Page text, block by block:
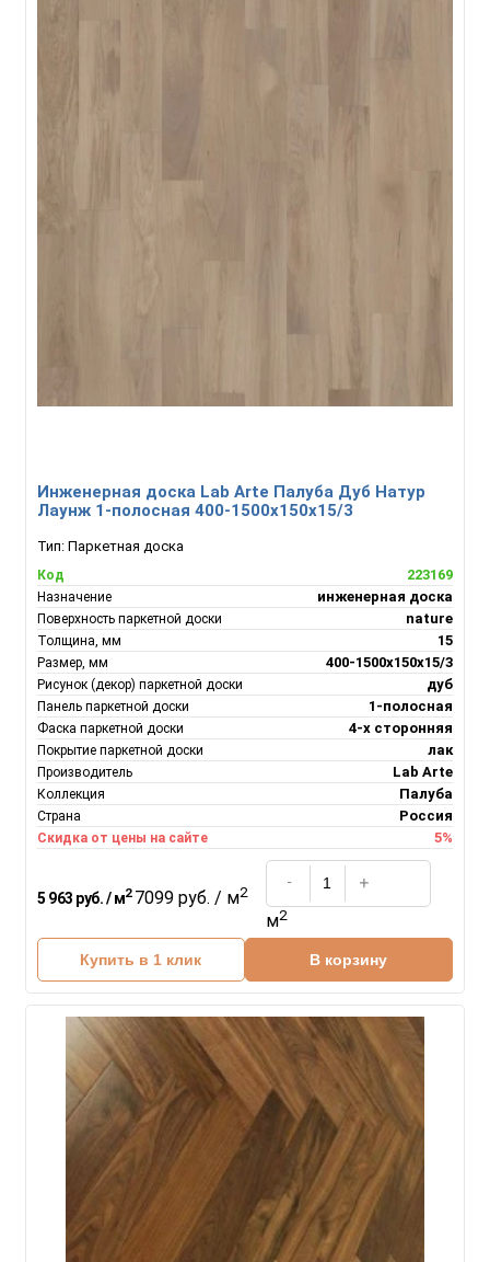
Инженерная доска Lab Arte Палуба Дуб Натур
Лаунж 1-полосная 400-1500х150х15/3
Тип: Паркетная доска
Код 223169
Назначение инженерная доска
Поверхность паркетной доски nature
Толщина, мм 15
Размер, мм 400-1500х150х15/3
Рисунок (декор) паркетной доски дуб
Панель паркетной доски 1-полосная
Фаска паркетной доски 4-х сторонняя
Покрытие паркетной доски лак
Производитель Lab Arte
Коллекция Палуба
Страна Россия
Скидка от цены на сайте 5%
5 963 руб. / м2 7099 руб. / м2
м2
Купить в 1 клик В корзину